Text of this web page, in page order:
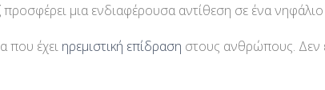
μια ενδιαφέρουσα αντίθεση σε ένα
που έχει ηρεμιστική επίδραση στους ανθρώπους. Δεν